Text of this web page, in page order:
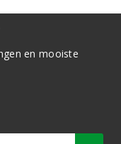
en mooiste